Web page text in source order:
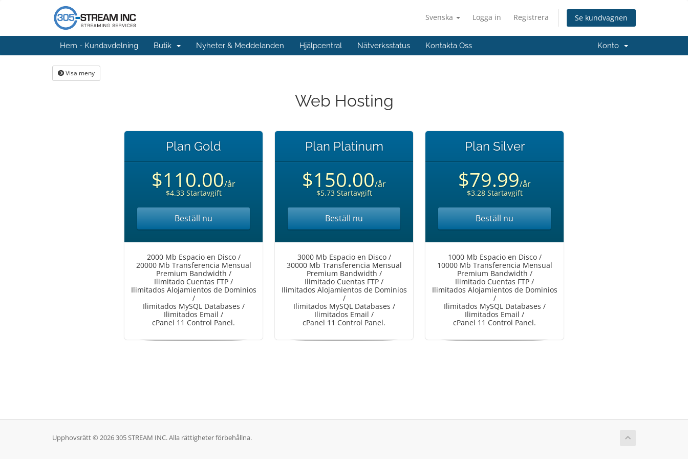
Svenska Logga in Registrera Se kundvagnen
Hem - Kundavdelning Butik Nyheter & Meddelanden Hjälpcentral Nätverksstatus Kontakta Oss Konto
Visa meny
Web Hosting
Plan Gold
$110.00/år
$4.33 Startavgift
Beställ nu
2000 Mb Espacio en Disco /
20000 Mb Transferencia Mensual
Premium Bandwidth /
Ilimitado Cuentas FTP /
Ilimitados Alojamientos de Dominios
/
Ilimitados MySQL Databases /
Ilimitados Email /
cPanel 11 Control Panel.
Plan Platinum
$150.00/år
$5.73 Startavgift
Beställ nu
3000 Mb Espacio en Disco /
30000 Mb Transferencia Mensual
Premium Bandwidth /
Ilimitado Cuentas FTP /
Ilimitados Alojamientos de Dominios
/
Ilimitados MySQL Databases /
Ilimitados Email /
cPanel 11 Control Panel.
Plan Silver
$79.99/år
$3.28 Startavgift
Beställ nu
1000 Mb Espacio en Disco /
10000 Mb Transferencia Mensual
Premium Bandwidth /
Ilimitado Cuentas FTP /
Ilimitados Alojamientos de Dominios
/
Ilimitados MySQL Databases /
Ilimitados Email /
cPanel 11 Control Panel.
Upphovsrätt © 2026 305 STREAM INC. Alla rättigheter förbehållna.